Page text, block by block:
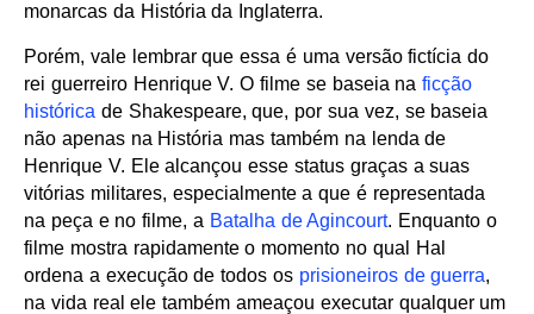
monarcas da História da Inglaterra.
Porém, vale lembrar que essa é uma versão fictícia do
rei guerreiro Henrique V. O filme se baseia naficção
histórica de Shakespeare, que, por sua vez, se baseia
não apenas na História mas também na lenda de
Henrique V. Ele alcançou esse status graças a suas
vitórias militares, especialmente a que é representada
na peça e no filme, a Batalha de Agincourt. Enquanto o
filme mostra rapidamente o momento no qual Hal
ordena a execução de todos os prisioneiros de guerra,
na vida real ele também ameaçou executar qualquer um